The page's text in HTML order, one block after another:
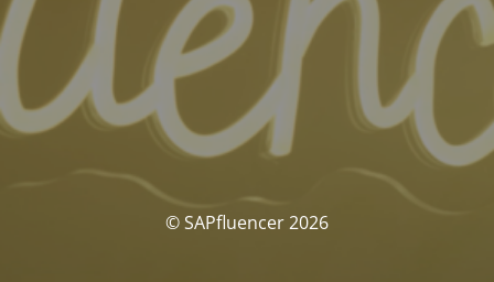
© SAPfluencer 2026